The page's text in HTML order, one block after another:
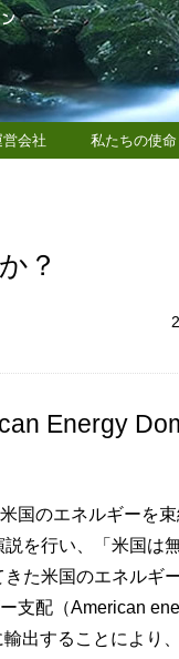
営会社 私たちの使命
？
Energy
国のエネルギーを
を行い、「米国は
た米国のエネルギ
支配（American
出することにより